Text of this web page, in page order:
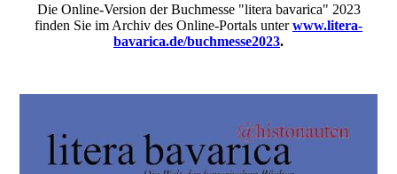
Die Online-Version der Buchmesse "litera bavarica" 2023
finden Sie im Archiv des Online-Portals unter www.litera-
bavarica.de/buchmesse2023.